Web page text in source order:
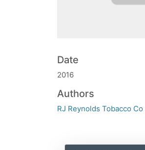
Date
2016
Authors
RJ Reynolds Tobacco Co